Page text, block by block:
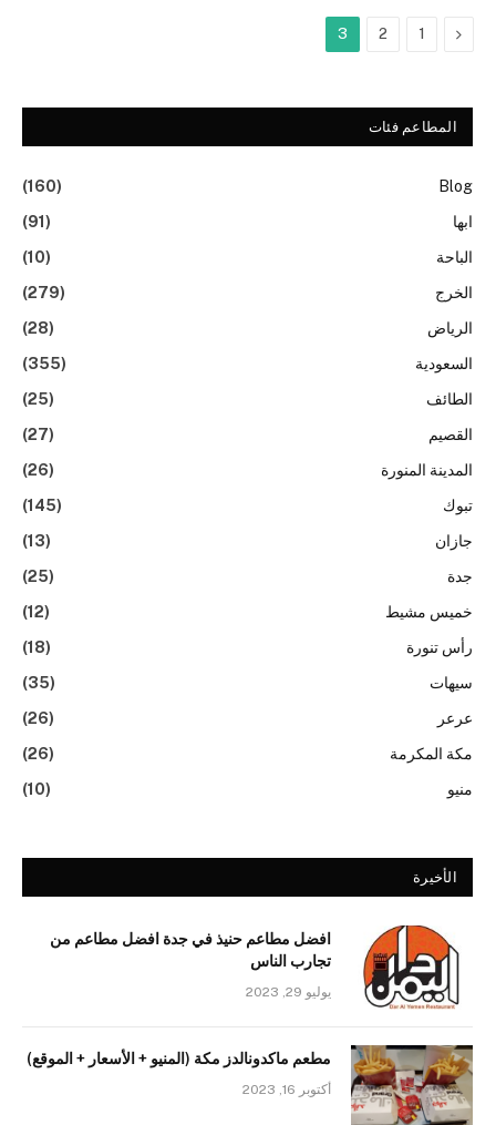
السابق
1
2
3
المطاعم فئات
Blog
(160)
ابها
(91)
الباحة
(10)
الخرج
(279)
الرياض
(28)
السعودية
(355)
الطائف
(25)
القصيم
(27)
المدينة المنورة
(26)
تبوك
(145)
جازان
(13)
جدة
(25)
خميس مشيط
(12)
رأس تنورة
(18)
سيهات
(35)
عرعر
(26)
مكة المكرمة
(26)
منيو
(10)
الأخيرة
افضل مطاعم حنيذ في جدة افضل مطاعم من
تجارب الناس
يوليو 29, 2023
مطعم ماكدونالدز مكة (المنيو + الأسعار + الموقع)
أكتوبر 16, 2023